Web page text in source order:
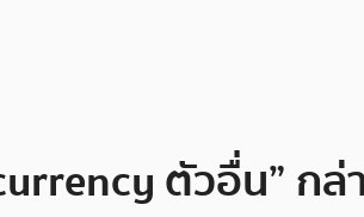
ตัวอื่น” กล่